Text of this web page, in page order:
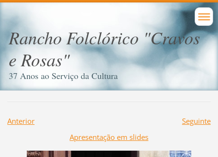
Rancho Folclórico "Cravos
e Rosas"
37 Anos ao Serviço da Cultura
Anterior
Seguinte
Apresentação em slides